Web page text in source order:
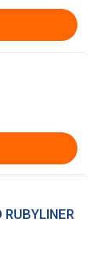
RUBYLINER